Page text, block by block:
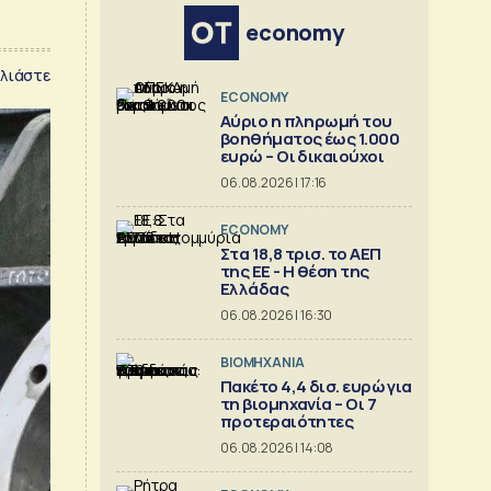
economy
ECONOMY
Αύριο η πληρωμή του
βοηθήματος έως 1.000
ευρώ – Oι δικαιούχοι
06.08.2026 | 17:16
ECONOMY
Στα 18,8 τρισ. το ΑΕΠ
της ΕΕ - Η θέση της
Ελλάδας
06.08.2026 | 16:30
ΒΙΟΜΗΧΑΝΙΑ
Πακέτο 4,4 δισ. ευρώ για
τη βιομηχανία – Οι 7
προτεραιότητες
06.08.2026 | 14:08